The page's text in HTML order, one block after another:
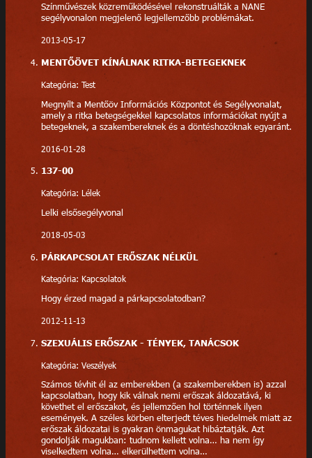
Színművészek közreműködésével rekonstruálták a NANE
segélyvonalon megjelenő legjellemzőbb problémákat.
2013-05-17
MENTŐÖVET KÍNÁLNAK RITKA-BETEGEKNEK
Kategória: Test
Megnyílt a Mentőöv Információs Központot és Segélyvonalat,
amely a ritka betegségekkel kapcsolatos információkat nyújt a
betegeknek, a szakembereknek és a döntéshozóknak egyaránt.
2016-01-28
137-00
Kategória: Lélek
Lelki elsősegélyvonal
2018-05-03
PÁRKAPCSOLAT ERŐSZAK NÉLKÜL
Kategória: Kapcsolatok
Hogy érzed magad a párkapcsolatodban?
2012-11-13
SZEXUÁLIS ERŐSZAK - TÉNYEK, TANÁCSOK
Kategória: Veszélyek
Számos tévhit él az emberekben (a szakemberekben is) azzal
kapcsolatban, hogy kik válnak nemi erőszak áldozatává, ki
követhet el erőszakot, és jellemzően hol történnek ilyen
események. A széles körben elterjedt téves hiedelmek miatt az
erőszak áldozatai is gyakran önmagukat hibáztatják. Azt
gondolják magukban: tudnom kellett volna… ha nem így
viselkedtem volna… elkerülhettem volna…